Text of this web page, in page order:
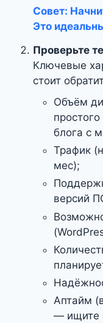
Совет:
Это
Проверьте
Ключевые
стоит
Объём
блога с
Трафик
мес);
версий
Аптайм
— ищите